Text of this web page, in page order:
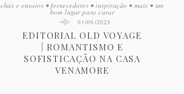
chás e ensaios • fornecedores • inspiração • mais • um
bom lugar para casar
01/09/2023
EDITORIAL OLD VOYAGE
| ROMANTISMO E
SOFISTICAÇÃO NA CASA
VENAMORE